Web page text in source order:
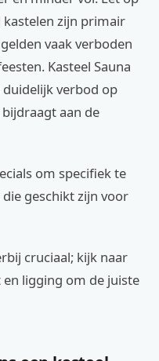
kastelen zijn primair
vaak verboden
Kasteel Sauna
verbod op
aan de
om specifiek te
geschikt zijn voor
cruciaal; kijk naar
ligging om de juiste